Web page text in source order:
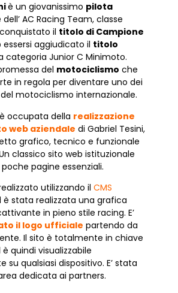
è un giovanissimo pilota
AC Racing Team, classe
il titolo di Campione
essersi aggiudicato il titolo
categoria Junior C Minimoto.
del motociclismo che
in regola per diventare uno dei
del motociclismo internazionale.
occupata della realizzazione
web aziendale di Gabriel Tesini,
grafico, tecnico e funzionale
classico sito web istituzionale
pagine essenziali.
utilizzando il CMS
è stata realizzata una grafica
in pieno stile racing. E’
il logo ufficiale partendo da
Il sito è totalmente in chiave
quindi visualizzabile
qualsiasi dispositivo. E’ stata
dedicata ai partners.